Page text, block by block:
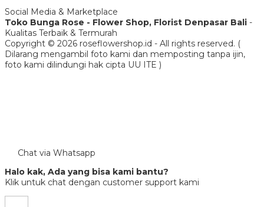
Social Media & Marketplace
Toko Bunga Rose - Flower Shop, Florist Denpasar Bali -
Kualitas Terbaik & Termurah
Copyright © 2026 roseflowershop.id - All rights reserved. (
Dilarang mengambil foto kami dan memposting tanpa ijin,
foto kami dilindungi hak cipta UU ITE )
Chat via Whatsapp
Halo kak, Ada yang bisa kami bantu?
Klik untuk chat dengan customer support kami